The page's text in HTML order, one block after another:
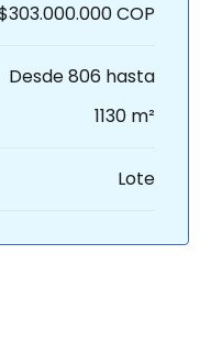
COP
Desde 806 hasta
1130 m²
Lote